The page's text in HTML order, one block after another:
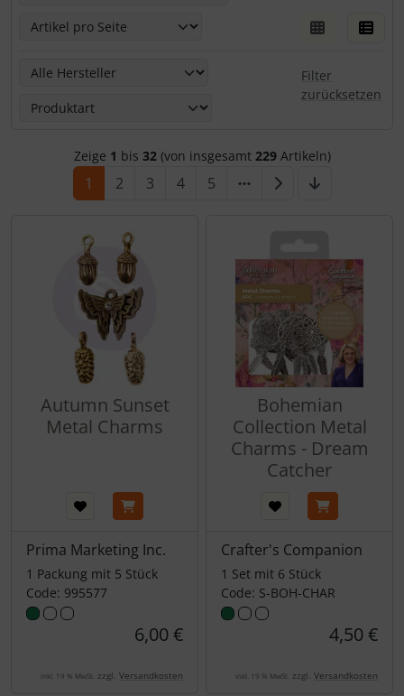
Hier kannst Du die nachfolgenden Artikel nach ihren
Filter
zurücksetzen
Zeige 1 bis 32(von insgesamt 229Artikeln)
1 2 3 4 5
Autumn Sunset
Metal Charms
Prima Marketing Inc.
1 Packung mit 5 Stück
Code: 995577
6,00 €
inkl. 19 % MwSt. zzgl. Versandkosten
Bohemian
Collection Metal
Charms - Dream
Catcher
Crafter's Companion
1 Set mit 6 Stück
Code: S-BOH-CHAR
4,50 €
inkl. 19 % MwSt. zzgl. Versandkosten